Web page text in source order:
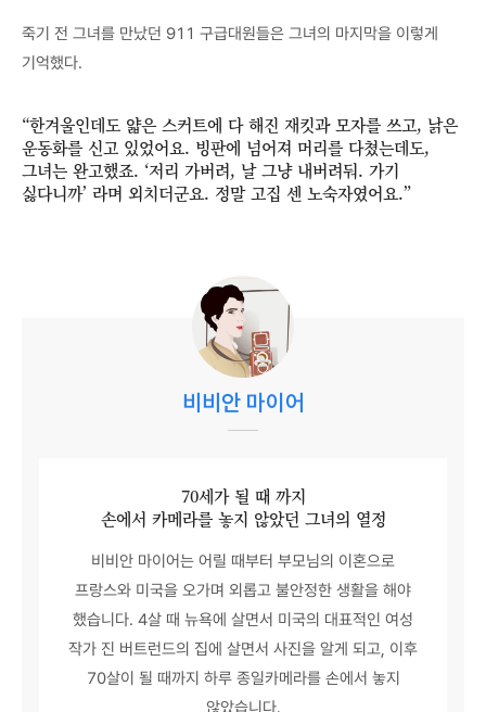
죽기 전 그녀를 만났던 911 구급대원들은 그녀의 마지막을 이렇게
기억했다.
“한겨울인데도 얇은 스커트에 다 해진 재킷과 모자를 쓰고, 낡은
운동화를 신고 있었어요. 빙판에 넘어져 머리를 다쳤는데도,
그녀는 완고했죠. ‘저리 가버려, 날 그냥 내버려둬. 가기
싫다니까’ 라며 외치더군요. 정말 고집 센 노숙자였어요.”
비비안 마이어
70세가 될 때 까지
손에서 카메라를 놓지 않았던 그녀의 열정
비비안 마이어는 어릴 때부터 부모님의 이혼으로
프랑스와 미국을 오가며 외롭고 불안정한 생활을 해야
했습니다. 4살 때 뉴욕에 살면서 미국의 대표적인 여성
작가 진 버트런드의 집에 살면서 사진을 알게 되고, 이후
70살이 될 때까지 하루 종일카메라를 손에서 놓지
않았습니다.